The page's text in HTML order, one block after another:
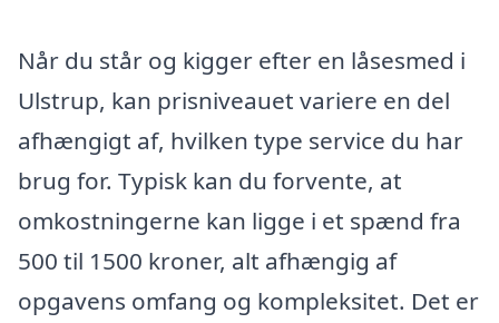
Når du står og kigger efter en låsesmed i
Ulstrup, kan prisniveauet variere en del
afhængigt af, hvilken type service du har
brug for. Typisk kan du forvente, at
omkostningerne kan ligge i et spænd fra
500 til 1500 kroner, alt afhængig af
opgavens omfang og kompleksitet. Det er